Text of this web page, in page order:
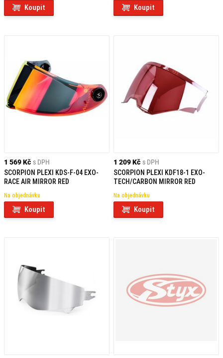
Koupit Koupit
1 569 Kč s DPH
SCORPION PLEXI KDS-F-04 EXO-
RACE AIR MIRROR RED
Na objednávku
Koupit
1 209 Kč s DPH
SCORPION PLEXI KDF18-1 EXO-
TECH/CARBON MIRROR RED
Na objednávku
Koupit